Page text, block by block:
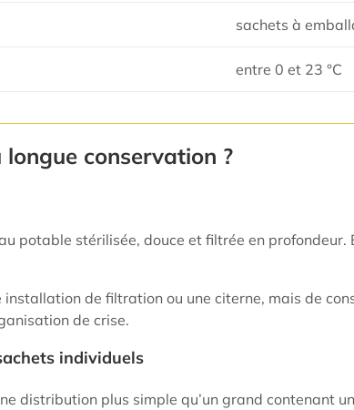
sachets à
entre 0 et 23 °C
conservation ?
potable stérilisée, douce et filtrée en
installation de filtration ou une citerne, mais de
de crise.
individuels
distribution plus simple qu’un grand contenant